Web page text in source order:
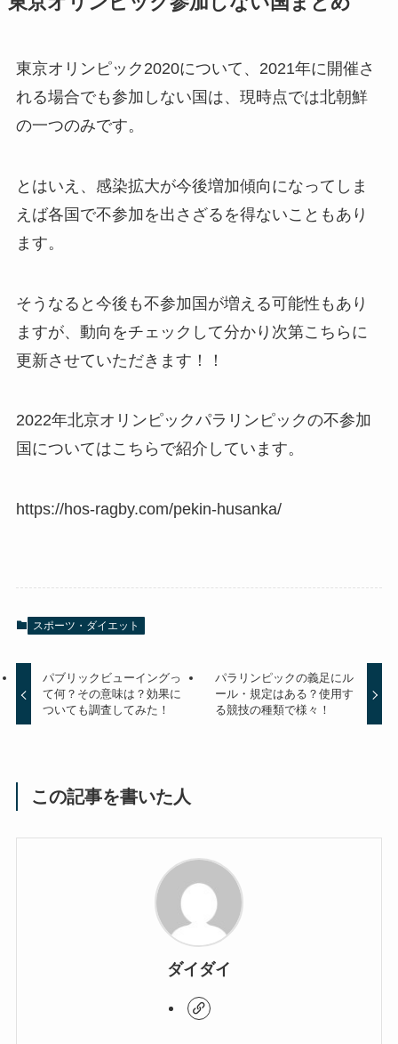
東京オリンピック2020について、2021年に開催さ
れる場合でも参加しない国は、現時点では北朝鮮
の一つのみです。
とはいえ、感染拡大が今後増加傾向になってしま
えば各国で不参加を出さざるを得ないこともあり
ます。
そうなると今後も不参加国が増える可能性もあり
ますが、動向をチェックして分かり次第こちらに
更新させていただきます！！
2022年北京オリンピックパラリンピックの不参加
国についてはこちらで紹介しています。
https://hos-ragby.com/pekin-husanka/
スポーツ・ダイエット
パブリックビューイングっ
て何？その意味は？効果に
ついても調査してみた！
パラリンピックの義足にル
ール・規定はある？使用す
る競技の種類で様々！
この記事を書いた人
ダイダイ